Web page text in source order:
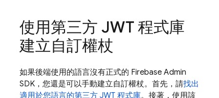
使用第三方 JWT 程式庫
建立自訂權杖
如果後端使用的語言沒有正式的 Firebase Admin
SDK，您還是可以手動建立自訂權杖。首先，請找出
適用於您語言的第三方 JWT 程式庫。接著，使用該